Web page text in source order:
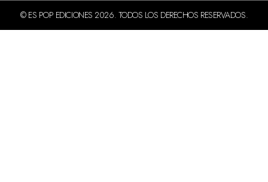
© ES POP EDICIONES 2026. TODOS LOS DERECHOS RESERVADOS.